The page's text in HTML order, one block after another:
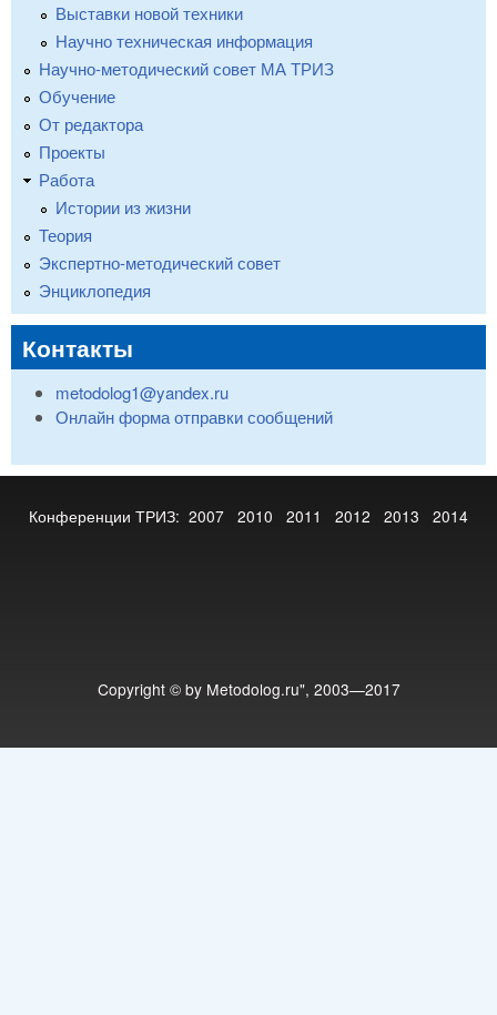
Выставки новой техники
Научно техническая информация
Научно-методический совет МА ТРИЗ
Обучение
От редактора
Проекты
Работа
Истории из жизни
Теория
Экспертно-методический совет
Энциклопедия
Контакты
metodolog1@yandex.ru
Онлайн форма отправки сообщений
Конференции ТРИЗ: 2007 2010 2011 2012 2013 2014
Copyright © by Metodolog.ru", 2003—2017